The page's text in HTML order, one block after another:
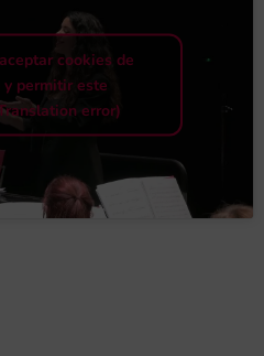
cookies de
permitir este
error)